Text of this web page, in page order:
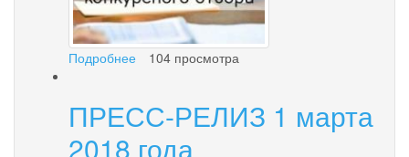
Подробнее
№1
пгт
Палана»
104 просмотра
ПРЕСС-РЕЛИЗ 1 марта
2018 года